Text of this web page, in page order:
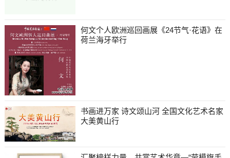
何文个人欧洲巡回画展《24节气·花语》在
荷兰海牙举行
书画进万家 诗文颂山河 全国文化艺术名家
大美黄山行